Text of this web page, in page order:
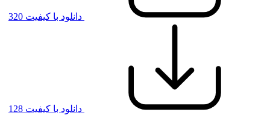
دانلود با کیفیت 320
دانلود با کیفیت 128